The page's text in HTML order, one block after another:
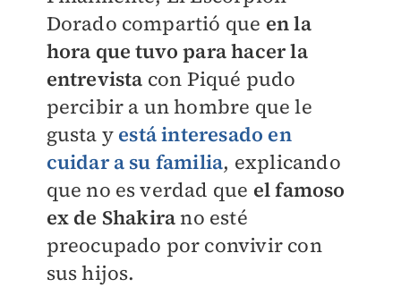
Dorado compartió que en la
hora que tuvo para hacer la
entrevista con Piqué pudo
percibir a un hombre que le
gusta y está interesado en
cuidar a su familia, explicando
que no es verdad que el famoso
ex de Shakirano esté
preocupado por convivir con
sus hijos.